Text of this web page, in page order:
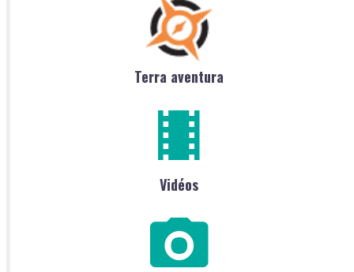
Terra aventura
Vidéos